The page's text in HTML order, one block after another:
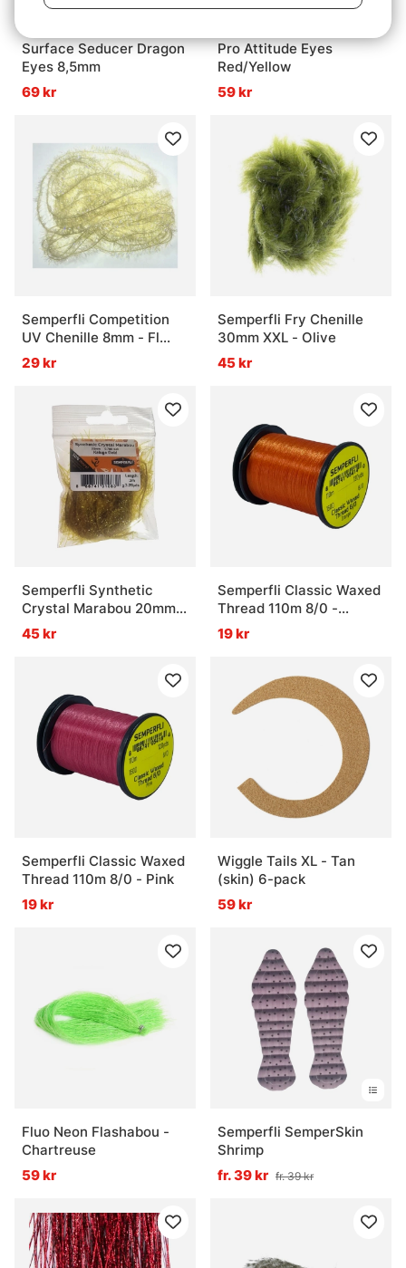
Surface Seducer Dragon
Eyes 8,5mm
69 kr
Pro Attitude Eyes
Red/Yellow
59 kr
Semperfli Competition
UV Chenille 8mm - Fl
Cheddar Cheese
29 kr
Semperfli Fry Chenille
30mm XXL - Olive
45 kr
Semperfli Synthetic
Crystal Marabou 20mm -
Copper Brown
45 kr
Semperfli Classic Waxed
Thread 110m 8/0 -
Orange
19 kr
Semperfli Classic Waxed
Thread 110m 8/0 - Pink
19 kr
Wiggle Tails XL - Tan
(skin) 6-pack
59 kr
Fluo Neon Flashabou -
Chartreuse
59 kr
Semperfli SemperSkin
Shrimp
fr. 39 kr fr. 39 kr